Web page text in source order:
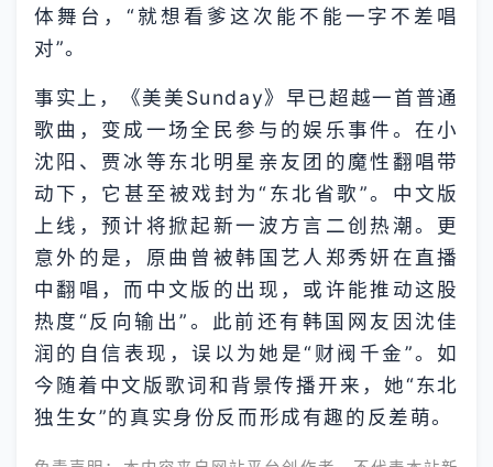
体舞台，“就想看爹这次能不能一字不差唱
对”。
事实上，《美美Sunday》早已超越一首普通
歌曲，变成一场全民参与的娱乐事件。在小
沈阳、贾冰等东北明星亲友团的魔性翻唱带
动下，它甚至被戏封为“东北省歌”。中文版
上线，预计将掀起新一波方言二创热潮。更
意外的是，原曲曾被韩国艺人郑秀妍在直播
中翻唱，而中文版的出现，或许能推动这股
热度“反向输出”。此前还有韩国网友因沈佳
润的自信表现，误以为她是“财阀千金”。如
今随着中文版歌词和背景传播开来，她“东北
独生女”的真实身份反而形成有趣的反差萌。